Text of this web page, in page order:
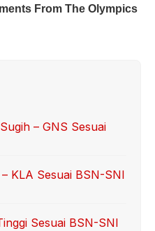
– GNS Sesuai
KLA Sesuai BSN-SNI
Sesuai BSN-SNI